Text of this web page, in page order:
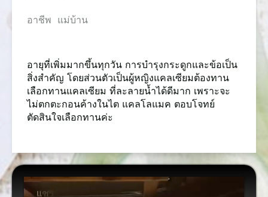
​อาชีพ แม่บ้าน
​อายุที่เพิ่มมากขึ้นทุกวัน การบำรุงกระดูกและข้อเป็น
สิ่งสำคัญ โดยส่วนตัวเป็นผู้หญิงแคลเซียมต้องทาน
เลือกทานแคลเซียม ที่ละลายน้ำได้ดีมาก เพราะจะ
ไม่ตกตะกอนค้างในไต แคลโลแมค ตอบโจทย์
ตัดสินใจเลือกทานค่ะ